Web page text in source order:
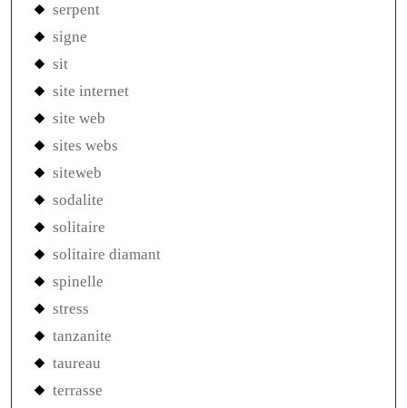
serpent
signe
sit
site internet
site web
sites webs
siteweb
sodalite
solitaire
solitaire diamant
spinelle
stress
tanzanite
taureau
terrasse